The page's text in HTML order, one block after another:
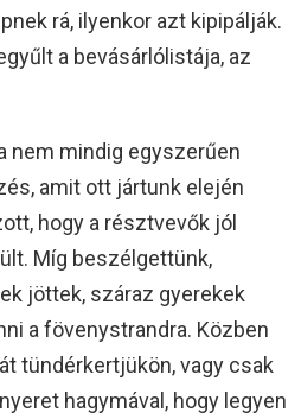
rá, ilyenkor azt kipipálják.
a bevásárlólistája, az
nem mindig egyszerűen
amit ott jártunk elején
hogy a résztvevők jól
Míg beszélgettünk,
jöttek, száraz gyerekek
a fövenystrandra. Közben
tündérkertjükön, vagy csak
hagymával, hogy legyen